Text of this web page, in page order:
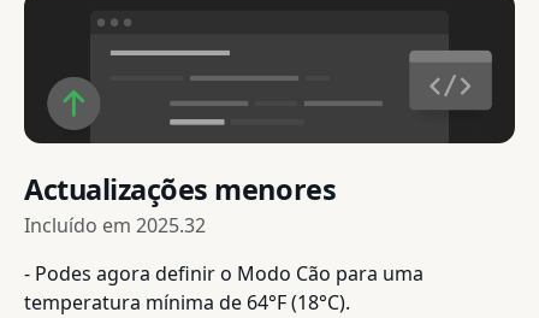
Actualizações menores
Incluído em 2025.32
- Podes agora definir o Modo Cão para uma
temperatura mínima de 64°F (18°C).